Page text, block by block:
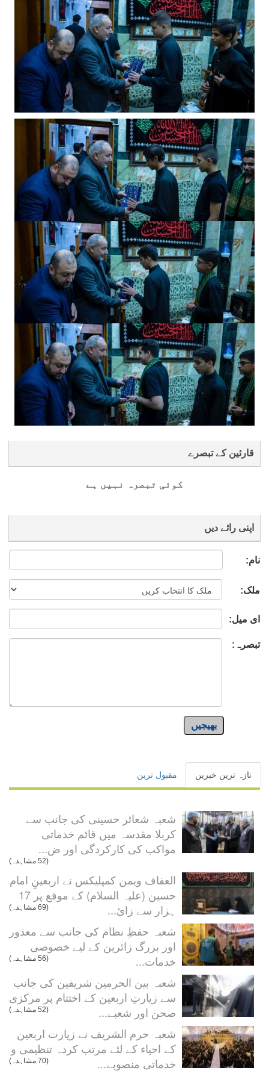
قارئین کے تبصرے
کوئی تبصرہ نہیں ہے
اپنی رائے دیں
نام:
ملک:
ای میل:
تبصرہ:
بھیجیں
تازہ ترین خبریں مقبول ترین
شعبہ شعائر حسینی کی جانب سے
کربلا مقدسہ میں قائم خدماتی
مواکب کی کارکردگی اور ض...
(52 مشاہدہ)
العفاف ویمن کمپلیکس نے اربعینِ امام
حسین (علیہ السلام) کے موقع پر 17
ہزار سے زائ...
(69 مشاہدہ)
شعبہ حفظِ نظام کی جانب سے معذور
اور بزرگ زائرین کے لیے خصوصی
خدمات...
(56 مشاہدہ)
شعبہ بین الحرمین شریفین کی جانب
سے زیارتِ اربعین کے اختتام پر مرکزی
صحن اور شعبے...
(52 مشاہدہ)
شعبہ حرم الشریف نے زیارت اربعین
کے احیاء کے لئے مرتب کردہ تنظیمی و
خدماتی منصوبے...
(70 مشاہدہ)